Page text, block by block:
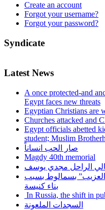
Create an account
Forgot your username?
Forgot your password?
Syndicate
Latest News
A once protected-and
Egypt faces new threats
Egyptian Christians are
Churches attacked and
Egypt officials abetted
student; Muslim
صار الحب انساناً
Magdy 40th memorial
الراحل مجدي يوسف
العزيب” بسمالوط بسبب
بناء كنيسة
In Russia, the shift in
السجدات الملعونة